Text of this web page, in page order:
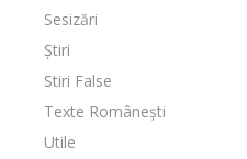
Sesizări
Știri
Stiri False
Texte Românești
Utile